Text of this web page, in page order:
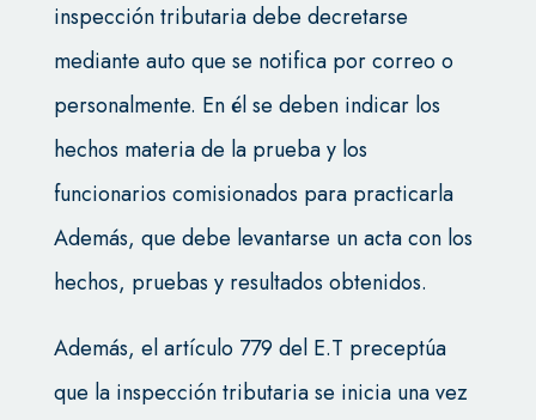
inspección tributaria debe decretarse
mediante auto que se notifica por correo o
personalmente. En él se deben indicar los
hechos materia de la prueba y los
funcionarios comisionados para practicarla
Además, que debe levantarse un acta con los
hechos, pruebas y resultados obtenidos.
Además, el artículo 779 del E.T preceptúa
que la inspección tributaria se inicia una vez